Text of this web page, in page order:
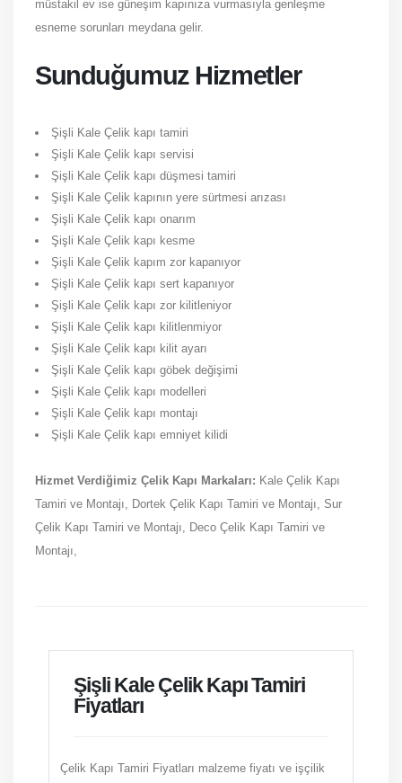
müstakil ev ise güneşim kapınıza vurmasıyla genleşme
esneme sorunları meydana gelir.
Sunduğumuz Hizmetler
Şişli Kale Çelik kapı tamiri
Şişli Kale Çelik kapı servisi
Şişli Kale Çelik kapı düşmesi tamiri
Şişli Kale Çelik kapının yere sürtmesi arızası
Şişli Kale Çelik kapı onarım
Şişli Kale Çelik kapı kesme
Şişli Kale Çelik kapım zor kapanıyor
Şişli Kale Çelik kapı sert kapanıyor
Şişli Kale Çelik kapı zor kilitleniyor
Şişli Kale Çelik kapı kilitlenmiyor
Şişli Kale Çelik kapı kilit ayarı
Şişli Kale Çelik kapı göbek değişimi
Şişli Kale Çelik kapı modelleri
Şişli Kale Çelik kapı montajı
Şişli Kale Çelik kapı emniyet kilidi
Hizmet Verdiğimiz Çelik Kapı Markaları: Kale Çelik Kapı
Tamiri ve Montajı, Dortek Çelik Kapı Tamiri ve Montajı, Sur
Çelik Kapı Tamiri ve Montajı, Deco Çelik Kapı Tamiri ve
Montajı,
Şişli Kale Çelik Kapı Tamiri
Fiyatları
Çelik Kapı Tamiri Fiyatları malzeme fiyatı ve işçilik